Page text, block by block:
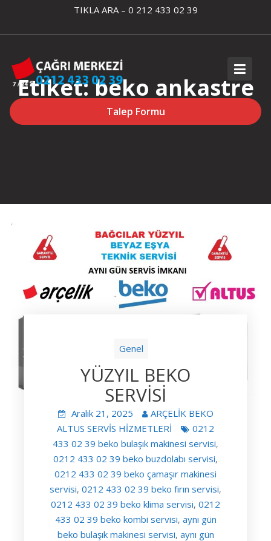
content
TIKLA ARA – 0 212 433 02 39
Talep Formu
Etiket:beko ankastre
fırın servisi yüzyıl
Genel
YÜZYIL BEKO
SERVİSİ
Aralık 21, 2025
ARÇELİK BEKO
ALTUS SERVİS HİZMETLERİ
0212
433 02 39 beko bulaşık makinesi servisi,
0212 433 02 39 beko buzdolabı servisi,
0212 433 02 39 beko çamaşır makinesi
servisi, 0212 433 02 39 beko fırın servisi,
0212 433 02 39 beko klima servisi, 0212
433 02 39 beko kombi servisi, aynı gün
beko bulaşık makinesi servisi, aynı gün